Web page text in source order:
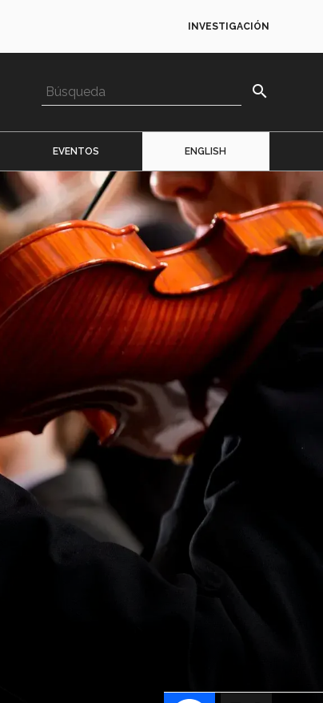
INVESTIGACIÓN
search
EVENTOS ENGLISH
X
Facebook